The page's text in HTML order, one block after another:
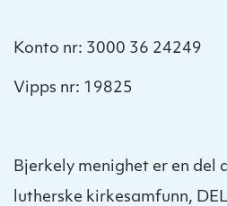
Konto nr: 3000 36 24249
Vipps nr: 19825
Bjerkely menighet er en del
lutherske kirkesamfunn,